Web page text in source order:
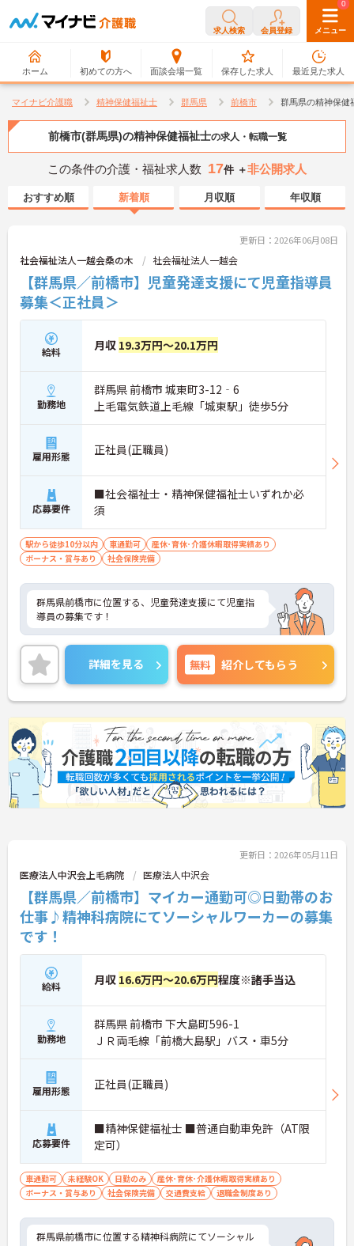
求人検索 会員登録 メニュー
ホーム 初めての方へ 面談会場一覧
0
保存した求人
0
最近見た求人
マイナビ介護職 精神保健福祉士 群馬県 前橋市 群馬県の精神保健
前橋市(群馬県)の精神保健福祉士の求人・転職一覧
この条件の介護・福祉求人数 17件 ＋非公開求人
おすすめ順 新着順 月収順 年収順
更新日：2026年06月08日
社会福祉法人一越会桑の木 社会福祉法人一越会
【群馬県／前橋市】児童発達支援にて児童指導員
募集＜正社員＞
給料 月収 19.3万円～20.1万円
勤務地
群馬県 前橋市 城東町3-12‐6
上毛電気鉄道上毛線「城東駅」徒歩5分
雇用形態 正社員(正職員)
応募要件
■社会福祉士・精神保健福祉士いずれか必
須
駅から徒歩10分以内 車通勤可
産休･育休･介護休暇取得実績あり
ボーナス・賞与あり
社会保険完備
群馬県前橋市に位置する、児童発達支援にて児童指
導員の募集です！
詳細を見る 無料 紹介してもらう
更新日：2026年05月11日
医療法人中沢会上毛病院 医療法人中沢会
【群馬県／前橋市】マイカー通勤可◎日勤帯のお
仕事♪精神科病院にてソーシャルワーカーの募集
です！
給料 月収 16.6万円～20.6万円程度※諸手当込
勤務地
群馬県 前橋市 下大島町596-1
ＪＲ両毛線「前橋大島駅」バス・車5分
雇用形態 正社員(正職員)
応募要件
■精神保健福祉士 ■普通自動車免許（AT限
定可）
車通勤可 未経験OK 日勤のみ
産休･育休･介護休暇取得実績あり
ボーナス・賞与あり
社会保険完備 交通費支給 退職金制度あり
群馬県前橋市に位置する精神科病院にてソーシャル